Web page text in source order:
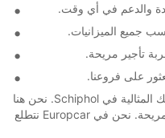
والدعم في أي وقت.
جميع الميزانيات.
تأجير مريحة.
على فروعنا.
لا تتردد في الاتصال بنا اليوم لحجز سيارتك المثالية في Schiphol. نحن هنا
لنجعل تجربة السفر الخاصة بك أسهل ومريحة. نحن في Europcar نتطلع